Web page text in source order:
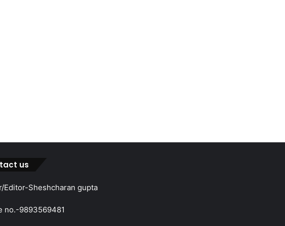
us
Editor-Sheshcharan gupta
no.-9893569481